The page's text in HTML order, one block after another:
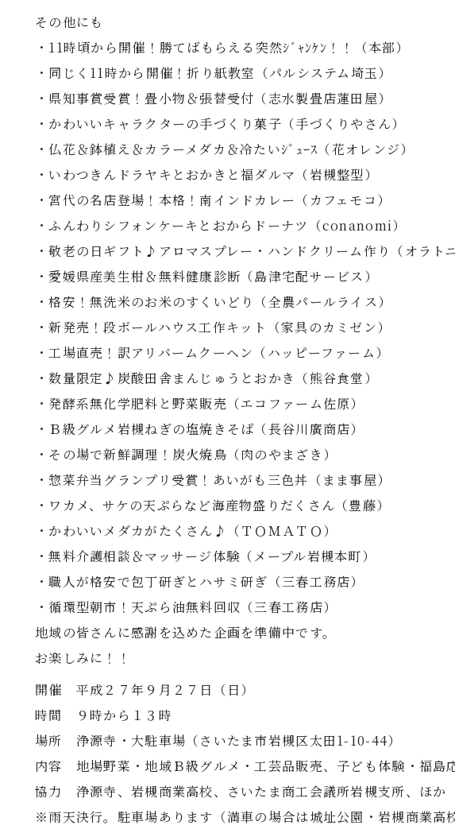
その他にも
・11時頃から開催！勝てばもらえる突然ｼﾞｬﾝｹﾝ！！（本部）
・同じく11時から開催！折り紙教室（パルシステム埼玉）
・県知事賞受賞！畳小物＆張替受付（志水製畳店蓮田屋）
・かわいいキャラクターの手づくり菓子（手づくりやさん）
・仏花＆鉢植え＆カラーメダカ＆冷たいｼﾞｭｰｽ（花オレンジ）
・いわつきんドラヤキとおかきと福ダルマ（岩槻整型）
・宮代の名店登場！本格！南インドカレー（カフェモコ）
・ふんわりシフォンケーキとおからドーナツ（conanomi）
・敬老の日ギフト♪アロマスプレー・ハンドクリーム作り（オラト
・愛媛県産美生柑＆無料健康診断（島津宅配サービス）
・格安！無洗米のお米のすくいどり（全農パールライス）
・新発売！段ボールハウス工作キット（家具のカミゼン）
・工場直売！訳アリバームクーヘン（ハッピーファーム）
・数量限定♪炭酸田舎まんじゅうとおかき（熊谷食堂）
・発酵系無化学肥料と野菜販売（エコファーム佐原）
・Ｂ級グルメ岩槻ねぎの塩焼きそば（長谷川廣商店）
・その場で新鮮調理！炭火焼鳥（肉のやまざき）
・惣菜弁当グランプリ受賞！あいがも三色丼（まま事屋）
・ワカメ、サケの天ぷらなど海産物盛りだくさん（豊藤）
・かわいいメダカがたくさん♪（ＴＯＭＡＴＯ）
・無料介護相談＆マッサージ体験（メープル岩槻本町）
・職人が格安で包丁研ぎとハサミ研ぎ（三春工務店）
・循環型朝市！天ぷら油無料回収（三春工務店）
地域の皆さんに感謝を込めた企画を準備中です。
お楽しみに！！
開催 平成２７年９月２７日（日）
時間 ９時から１３時
場所 浄源寺・大駐車場（さいたま市岩槻区太田1-10-44）
内容 地場野菜・地域Ｂ級グルメ・工芸品販売、子ども体験・福島
協力 浄源寺、岩槻商業高校、さいたま商工会議所岩槻支所、ほか
※雨天決行。駐車場あります（満車の場合は城址公園・岩槻商業高